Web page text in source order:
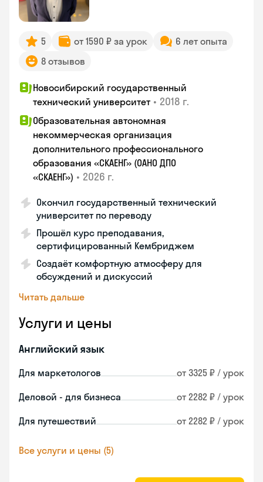
5 от 1590 ₽ за урок
6 лет опыта
8 отзывов
Новосибирский государственный
технический университет • 2018 г.
Образовательная автономная
некоммерческая организация
дополнительного профессионального
образования «СКАЕНГ» (ОАНО ДПО
«СКАЕНГ») • 2026 г.
Окончил государственный технический
университет по переводу
Прошёл курс преподавания,
сертифицированный Кембриджем
Создаёт комфортную атмосферу для
обсуждений и дискуссий
Читать дальше
Услуги и цены
Английский язык
Для маркетологов от 3325 ₽ / урок
Деловой - для бизнеса от 2282 ₽ / урок
Для путешествий от 2282 ₽ / урок
Все услуги и цены (5)